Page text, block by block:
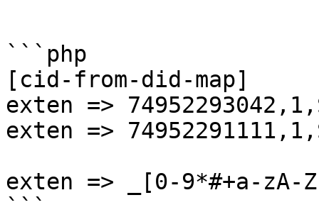
```php
[cid-from-did-map]
exten =>
exten =>
exten => _[0-9*#+a-
```